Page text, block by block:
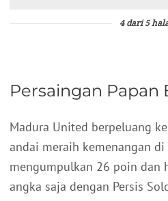
4 dari 5
Persaingan Papan
Madura United berpeluang
andai meraih kemenangan
mengumpulkan 26 poin dan
angka saja dengan Persis